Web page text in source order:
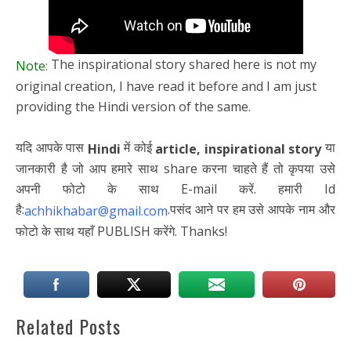
Note: The inspirational story shared here is not my
original creation, I have read it before and I am just
providing the Hindi version of the same.
यदि आपके पास Hindiमें कोईarticle, inspirational storyया
जानकारी है जो आप हमारे साथ share करना चाहते हैं तो कृपया उसे
अपनी फोटो के साथ E-mail करें. हमारी Id
है:achhikhabar@gmail.com.पसंद आने पर हम उसे आपके नाम और
फोटो के साथ यहाँ PUBLISH करेंगे. Thanks!
Related Posts